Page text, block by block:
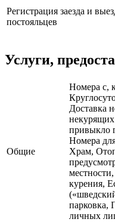
Регистрация заезда и
постояльцев
Услуги,
Общие
Номера с,
Доставка
некурящих
привыкло
Номера
Храм,
курения,
парковка,
личных